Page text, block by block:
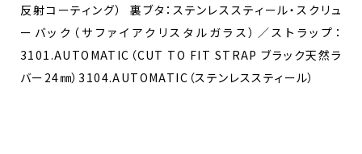
反射コーティング） 裏ブタ：ステンレススティール・スクリュ
ーバック（サファイアクリスタルガラス）／ストラップ：
3101.AUTOMATIC（CUT TO FIT STRAP ブラック天然ラ
バー24㎜）3104.AUTOMATIC（ステンレススティール）